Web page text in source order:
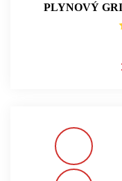
PLYNOVÝ